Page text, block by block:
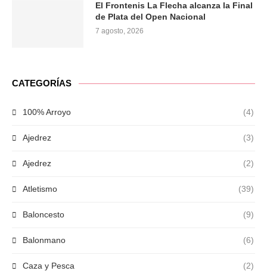
El Frontenis La Flecha alcanza la Final
de Plata del Open Nacional
7 agosto, 2026
CATEGORÍAS
100% Arroyo (4)
Ajedrez (3)
Ajedrez (2)
Atletismo (39)
Baloncesto (9)
Balonmano (6)
Caza y Pesca (2)